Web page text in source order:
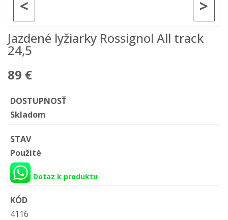
>
<
Jazdené lyžiarky Rossignol All track
24,5
89 €
DOSTUPNOSŤ
Skladom
STAV
Použité
Dotaz k produktu
KÓD
4116